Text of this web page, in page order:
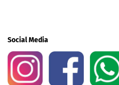
Social Media